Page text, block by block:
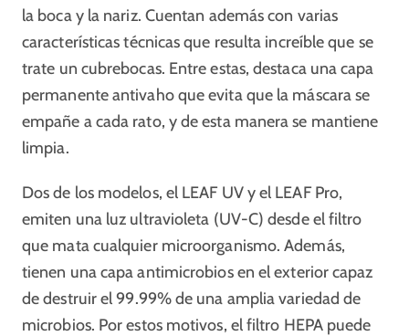
la boca y la nariz. Cuentan además con varias
características técnicas que resulta increíble que se
trate un cubrebocas. Entre estas, destaca una capa
permanente antivaho que evita que la máscara se
empañe a cada rato, y de esta manera se mantiene
limpia.
Dos de los modelos, el LEAF UV y el LEAF Pro,
emiten una luz ultravioleta (UV-C) desde el filtro
que mata cualquier microorganismo. Además,
tienen una capa antimicrobios en el exterior capaz
de destruir el 99.99% de una amplia variedad de
microbios. Por estos motivos, el filtro HEPA puede